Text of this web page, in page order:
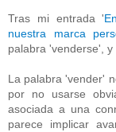
Tras mi entrada '
nuestra marca
palabra 'venderse',
La palabra 'vender'
por no usarse
asociada a una
parece implicar